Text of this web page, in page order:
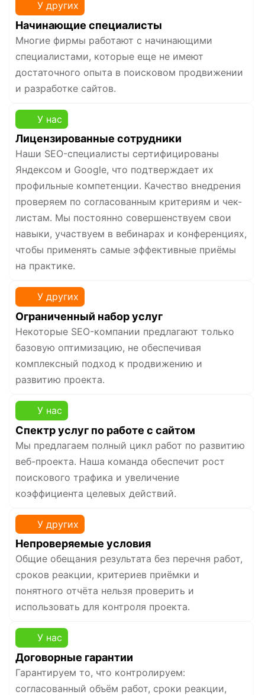
У нас
Лицензированные сотрудники
Наши SEO-специалисты сертифицированы
Яндексом и Google, что подтверждает их
профильные компетенции. Качество внедрения
проверяем по согласованным критериям и чек-
листам. Мы постоянно совершенствуем свои
навыки, участвуем в вебинарах и конференциях,
чтобы применять самые эффективные приёмы
на практике.
У других
Начинающие специалисты
Многие фирмы работают с начинающими
специалистами, которые еще не имеют
достаточного опыта в поисковом продвижении
и разработке сайтов.
У нас
Спектр услуг по работе с сайтом
Мы предлагаем полный цикл работ по развитию
веб-проекта. Наша команда обеспечит рост
поискового трафика и увеличение
коэффициента целевых действий.
У других
Ограниченный набор услуг
Некоторые SEO-компании предлагают только
базовую оптимизацию, не обеспечивая
комплексный подход к продвижению и
развитию проекта.
У нас
Договорные гарантии
Гарантируем то, что контролируем:
согласованный объём работ, сроки реакции,
У других
Непроверяемые условия
Общие обещания результата без перечня работ,
сроков реакции, критериев приёмки и
понятного отчёта нельзя проверить и
использовать для контроля проекта.